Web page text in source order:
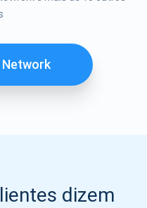
Network
dizem